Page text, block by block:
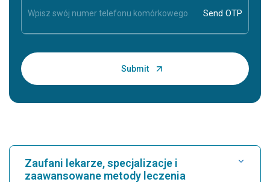
Zaufani lekarze, specjalizacje i
zaawansowane metody leczenia